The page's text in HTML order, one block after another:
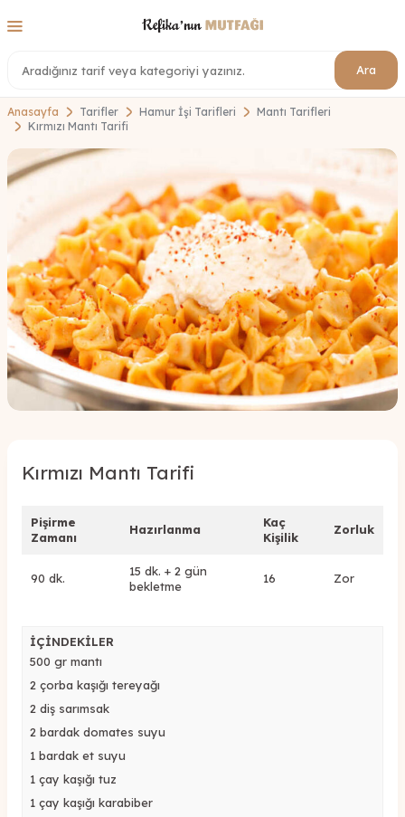
Ara
Anasayfa Tarifler Hamur İşi Tarifleri
Mantı Tarifleri
Kırmızı Mantı Tarifi
Kırmızı Mantı Tarifi
Pişirme
Zamanı
Hazırlanma
Kaç
Kişilik
Zorluk
90 dk.
15 dk. + 2 gün
bekletme
16 Zor
İÇİNDEKİLER
500 gr mantı
2 çorba kaşığı tereyağı
2 diş sarımsak
2 bardak domates suyu
1 bardak et suyu
1 çay kaşığı tuz
1 çay kaşığı karabiber